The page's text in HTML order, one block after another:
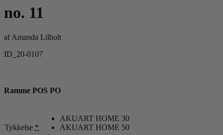
no. 11
afAmanda Lilholt
ID_20-0107
Ramme POS PO
Tykkelse *
AKUART HOME 30
AKUART HOME 50